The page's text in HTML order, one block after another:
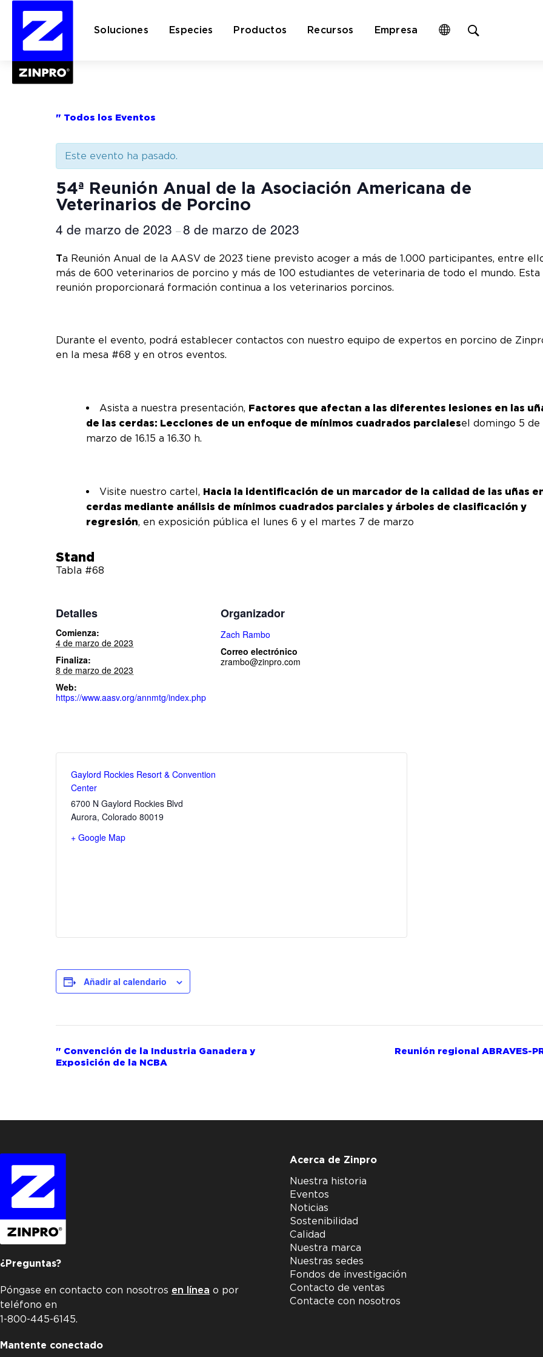
Soluciones Especies Productos Recursos Empresa
" Todos los Eventos
Este evento ha pasado.
54ª Reunión Anual de la Asociación Americana de
Veterinarios de Porcino
4 de marzo de 2023 –8 de marzo de 2023
Ta Reunión Anual de la AASV de 2023 tiene previsto acoger a más de 1.000 participantes, entre
más de 600 veterinarios de porcino y más de 100 estudiantes de veterinaria de todo el mundo. Esta
reunión proporcionará formación continua a los veterinarios porcinos.
Durante el evento, podrá establecer contactos con nuestro equipo de expertos en porcino de
en la mesa #68 y en otros eventos.
Asista a nuestra presentación, Factores que afectan a las diferentes lesiones en las
de las cerdas: Lecciones de un enfoque de mínimos cuadrados parcialesel domingo 5 de
marzo de 16.15 a 16.30 h.
Visite nuestro cartel, Hacia la identificación de un marcador de la calidad de las uñas
cerdas mediante análisis de mínimos cuadrados parciales y árboles de clasificación y
regresión, en exposición pública el lunes 6 y el martes 7 de marzo
Stand
Tabla #68
Detalles
Comienza:
4 de marzo de 2023
Finaliza:
8 de marzo de 2023
Web:
https://www.aasv.org/annmtg/index.php
Organizador
Zach Rambo
Correo electrónico
zrambo@zinpro.com
Gaylord Rockies Resort & Convention
Center
6700 N Gaylord Rockies Blvd
Aurora, Colorado 80019
+ Google Map
Añadir al calendario
Navegación
" Convención de la Industria Ganadera y
Exposición de la NCBA
Reunión regional ABRAVES-
¿Preguntas?
Póngase en contacto con nosotros en línea o por
teléfono en
1-800-445-6145.
Mantente conectado
Acerca de Zinpro
Nuestra historia
Eventos
Noticias
Sostenibilidad
Calidad
Nuestra marca
Nuestras sedes
Fondos de investigación
Contacto de ventas
Contacte con nosotros